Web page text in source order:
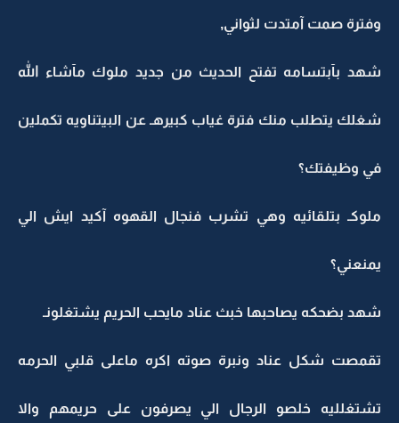
وفترة صمت آمتدت لثواني,
شهد بآبتسامه تفتح الحديث من جديد ملوك مآشاء الله
شغلك يتطلب منك فترة غياب كبيرهـ عن البيتناويه تكملين
في وظيفتك؟
ملوكـ بتلقائيه وهي تشرب فنجال القهوه آكيد ايش الي
يمنعني؟
شهد بضحكه يصاحبها خبث عناد مايحب الحريم يشتغلونـ
تقمصت شكل عناد ونبرة صوته اكره ماعلى قلبي الحرمه
تشتغلليه خلصو الرجال الي يصرفون على حريمهم والا